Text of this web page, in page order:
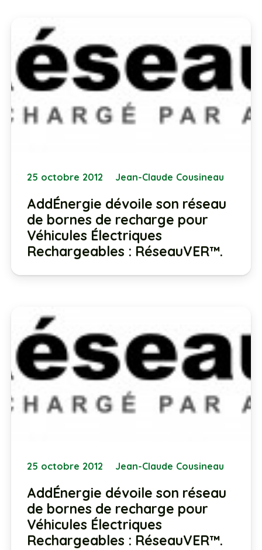
25 octobre 2012 Jean-Claude Cousineau
AddÉnergie dévoile son réseau
de bornes de recharge pour
Véhicules Électriques
Rechargeables : RéseauVER™.
25 octobre 2012 Jean-Claude Cousineau
AddÉnergie dévoile son réseau
de bornes de recharge pour
Véhicules Électriques
Rechargeables : RéseauVER™.